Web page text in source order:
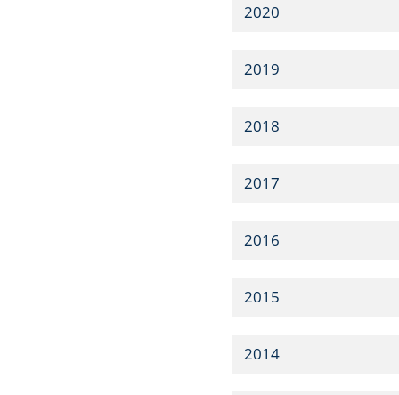
2020
2019
2018
2017
2016
2015
2014